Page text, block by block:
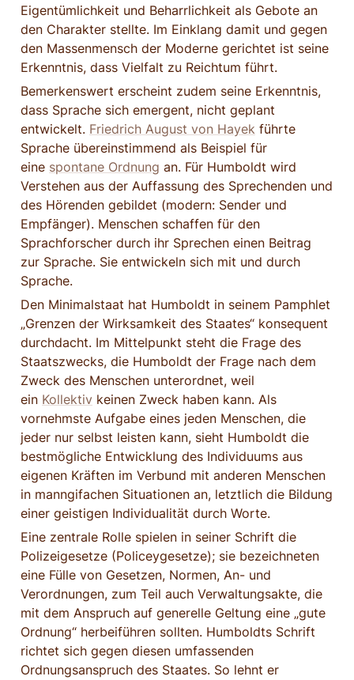
Eigentümlichkeit und Beharrlichkeit als Gebote an
den Charakter stellte. Im Einklang damit und gegen
den Massenmensch der Moderne gerichtet ist seine
Erkenntnis, dass Vielfalt zu Reichtum führt.
Bemerkenswert erscheint zudem seine Erkenntnis,
dass Sprache sich emergent, nicht geplant
entwickelt. Friedrich August von Hayek führte
Sprache übereinstimmend als Beispiel für
eine spontane Ordnung an. Für Humboldt wird
Verstehen aus der Auffassung des Sprechenden und
des Hörenden gebildet (modern: Sender und
Empfänger). Menschen schaffen für den
Sprachforscher durch ihr Sprechen einen Beitrag
zur Sprache. Sie entwickeln sich mit und durch
Sprache.
Den Minimalstaat hat Humboldt in seinem Pamphlet
„Grenzen der Wirksamkeit des Staates“ konsequent
durchdacht. Im Mittelpunkt steht die Frage des
Staatszwecks, die Humboldt der Frage nach dem
Zweck des Menschen unterordnet, weil
ein Kollektiv keinen Zweck haben kann. Als
vornehmste Aufgabe eines jeden Menschen, die
jeder nur selbst leisten kann, sieht Humboldt die
bestmögliche Entwicklung des Individuums aus
eigenen Kräften im Verbund mit anderen Menschen
in manngifachen Situationen an, letztlich die Bildung
einer geistigen Individualität durch Worte.
Eine zentrale Rolle spielen in seiner Schrift die
Polizeigesetze (Policeygesetze); sie bezeichneten
eine Fülle von Gesetzen, Normen, An- und
Verordnungen, zum Teil auch Verwaltungsakte, die
mit dem Anspruch auf generelle Geltung eine „gute
Ordnung“ herbeiführen sollten. Humboldts Schrift
richtet sich gegen diesen umfassenden
Ordnungsanspruch des Staates. So lehnt er